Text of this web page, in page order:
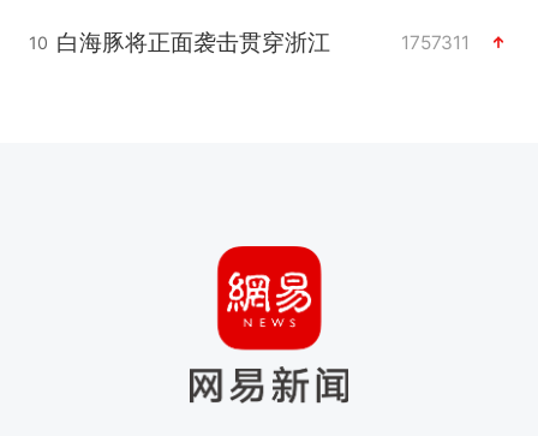
10 白海豚将正面袭击贯穿浙江 1757311